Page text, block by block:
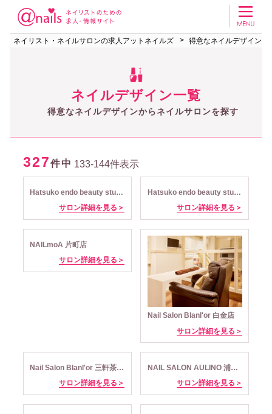
ネイリスト・ネイルサロンの求人アットネイルズ 得意なネイルデザイン
ネイルデザイン一覧
得意なネイルデザインからネイルサロンを探す
327件中 133-144件表示
Hatsuko endo beauty studio&esthetic 日本橋店
サロン詳細を見る＞
Hatsuko endo beauty studio&esthetic 二子玉川店
サロン詳細を見る＞
NAILmoA 片町店
サロン詳細を見る＞
Nail Salon Blanl'or 白金店
サロン詳細を見る＞
Nail Salon Blanl'or 三軒茶屋店
サロン詳細を見る＞
NAIL SALON AULINO 浦和美園店
サロン詳細を見る＞